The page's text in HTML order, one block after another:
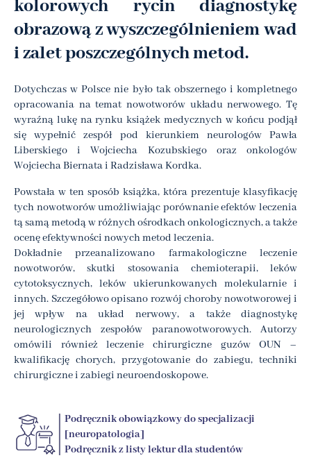
kolorowych rycin diagnostykę
obrazową z wyszczególnieniem wad
i zalet poszczególnych metod.
Dotychczas w Polsce nie było tak obszernego i kompletnego
opracowania na temat nowotworów układu nerwowego. Tę
wyraźną lukę na rynku książek medycznych w końcu podjął
się wypełnić zespół pod kierunkiem neurologów Pawła
Liberskiego i Wojciecha Kozubskiego oraz onkologów
Wojciecha Biernata i Radzisława Kordka.
Powstała w ten sposób książka, która prezentuje klasyfikację
tych nowotworów umożliwiając porównanie efektów leczenia
tą samą metodą w różnych ośrodkach onkologicznych, a także
ocenę efektywności nowych metod leczenia.
Dokładnie przeanalizowano farmakologiczne leczenie
nowotworów, skutki stosowania chemioterapii, leków
cytotoksycznych, leków ukierunkowanych molekularnie i
innych. Szczegółowo opisano rozwój choroby nowotworowej i
jej wpływ na układ nerwowy, a także diagnostykę
neurologicznych zespołów paranowotworowych. Autorzy
omówili również leczenie chirurgiczne guzów OUN –
kwalifikację chorych, przygotowanie do zabiegu, techniki
chirurgiczne i zabiegi neuroendoskopowe.
Podręcznik obowiązkowy do specjalizacji
[neuropatologia]
Podręcznik z listy lektur dla studentów